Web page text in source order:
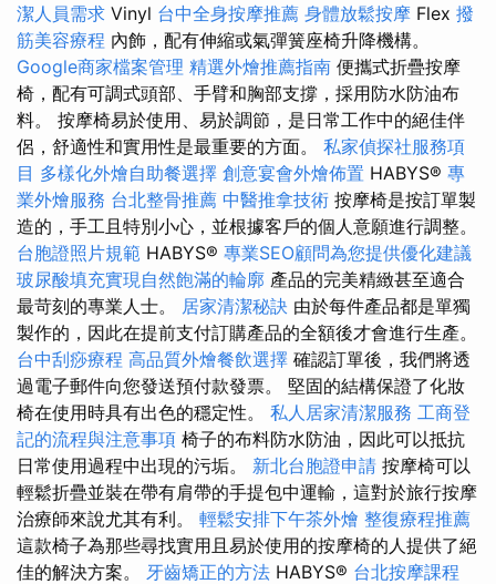
潔人員需求 Vinyl 台中全身按摩推薦 身體放鬆按摩 Flex 撥
筋美容療程 內飾，配有伸縮或氣彈簧座椅升降機構。
Google商家檔案管理 精選外燴推薦指南 便攜式折疊按摩
椅，配有可調式頭部、手臂和胸部支撐，採用防水防油布
料。 按摩椅易於使用、易於調節，是日常工作中的絕佳伴
侶，舒適性和實用性是最重要的方面。 私家偵探社服務項
目 多樣化外燴自助餐選擇 創意宴會外燴佈置 HABYS® 專
業外燴服務 台北整骨推薦 中醫推拿技術 按摩椅是按訂單製
造的，手工且特別小心，並根據客戶的個人意願進行調整。
台胞證照片規範 HABYS® 專業SEO顧問為您提供優化建議
玻尿酸填充實現自然飽滿的輪廓 產品的完美精緻甚至適合
最苛刻的專業人士。 居家清潔秘訣 由於每件產品都是單獨
製作的，因此在提前支付訂購產品的全額後才會進行生產。
台中刮痧療程 高品質外燴餐飲選擇 確認訂單後，我們將透
過電子郵件向您發送預付款發票。 堅固的結構保證了化妝
椅在使用時具有出色的穩定性。 私人居家清潔服務 工商登
記的流程與注意事項 椅子的布料防水防油，因此可以抵抗
日常使用過程中出現的污垢。 新北台胞證申請 按摩椅可以
輕鬆折疊並裝在帶有肩帶的手提包中運輸，這對於旅行按摩
治療師來說尤其有利。 輕鬆安排下午茶外燴 整復療程推薦
這款椅子為那些尋找實用且易於使用的按摩椅的人提供了絕
佳的解決方案。 牙齒矯正的方法 HABYS® 台北按摩課程